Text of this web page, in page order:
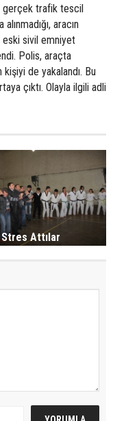
gerçek trafik tescil
aracın
eski sivil emniyet
Polis, araçta
de yakalandı. Bu
çıktı. Olayla ilgili adli
Stres Attılar